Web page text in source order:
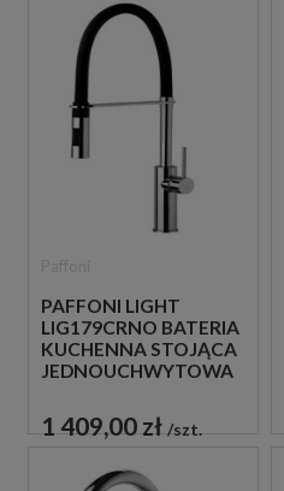
PAFFONI LIGHT
LIG179CRNO BATERIA
KUCHENNA STOJĄCA
JEDNOUCHWYTOWA
1 409,00 zł szt.